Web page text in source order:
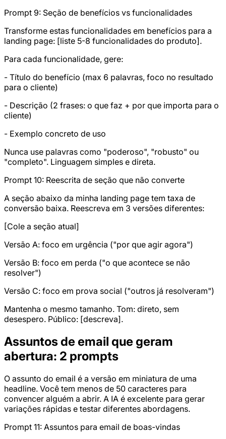
Prompt 9: Seção de benefícios vs funcionalidades
Transforme estas funcionalidades em benefícios para a
landing page: [liste 5-8 funcionalidades do produto].
Para cada funcionalidade, gere:
- Título do benefício (max 6 palavras, foco no resultado
para o cliente)
- Descrição (2 frases: o que faz + por que importa para o
cliente)
- Exemplo concreto de uso
Nunca use palavras como "poderoso", "robusto" ou
"completo". Linguagem simples e direta.
Prompt 10: Reescrita de seção que não converte
A seção abaixo da minha landing page tem taxa de
conversão baixa. Reescreva em 3 versões diferentes:
[Cole a seção atual]
Versão A: foco em urgência ("por que agir agora")
Versão B: foco em perda ("o que acontece se não
resolver")
Versão C: foco em prova social ("outros já resolveram")
Mantenha o mesmo tamanho. Tom: direto, sem
desespero. Público: [descreva].
Assuntos de email que geram
abertura: 2 prompts
O assunto do email é a versão em miniatura de uma
headline. Você tem menos de 50 caracteres para
convencer alguém a abrir. A IA é excelente para gerar
variações rápidas e testar diferentes abordagens.
Prompt 11: Assuntos para email de boas-vindas